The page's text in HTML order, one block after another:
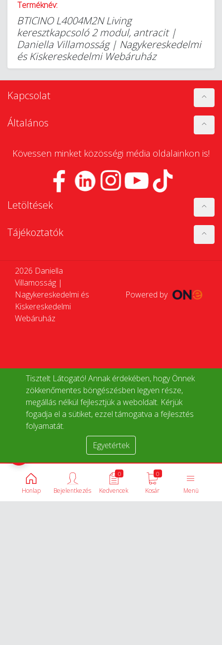
Tisztelt Látogató! Annak érdekében, hogy Önnek
zökkenőmentes böngészésben legyen része,
megállás nélkül fejlesztjük a weboldalt. Kérjük
fogadja el a sütiket, ezzel támogatva a fejlesztés
folyamatát.
Egyetértek
Terméknév:
BTICINO L4004M2N Living
keresztkapcsoló 2 modul, antracit |
Daniella Villamosság | Nagykereskedelmi
és Kiskereskedelmi Webáruház
Kapcsolat
Általános
Kövessen minket közösségi média oldalainkon is!
Letöltések
Tájékoztatók
2026 Daniella
Villamosság |
Nagykereskedelmi és
Kiskereskedelmi
Webáruház
Powered by
Honlap Menü
0
Kosár
0
Kedvencek
Bejelentkezés
Termékek összehasonlítása